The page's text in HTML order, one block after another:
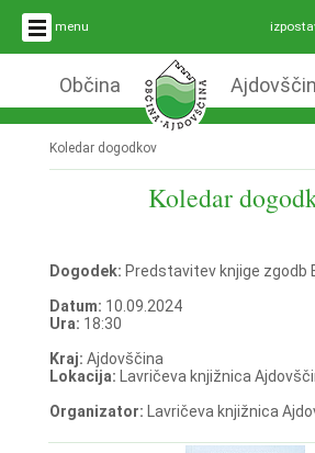
menu
Občina
Koledar dogodkov
Koledar
Dogodek: Predstavitev knjige zgodb
Datum: 10.09.2024
Ura: 18:30
Kraj: Ajdovščina
Lokacija: Lavričeva knjižnica
Organizator: Lavričeva knjižnica